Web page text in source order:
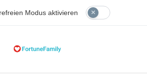
Modus aktivieren